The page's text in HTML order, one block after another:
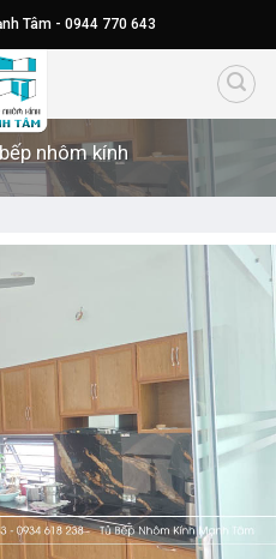
Tâm - 0944 770 643
nhôm kính